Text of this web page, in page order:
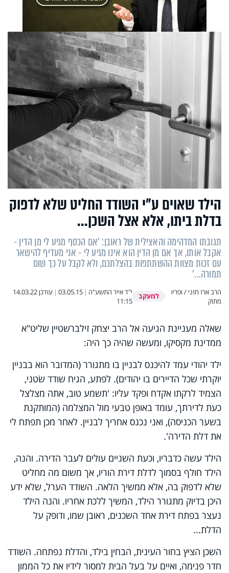
הילד שאוים ע"י השודד החליט שלא לדפוק
בדלת ביתו, אלא אצל השכן...
תגובתו המדהימה והאצילית של ראובן: 'אם הכסף מגיע לי מן הדין -
אקבל אותו, אך אם מן הדין הוא אינו מגיע לי - אני מעדיף להישאר
עם זכות מצוות ההשתתפות בהצלתכם, ולא לקבל על כך שום
תמורה...'
הרב ארז חזני / ופריו
מתוק
למעקב י"ד אייר התשע"ה |
03.05.15
| עודכן14.03.22
11:15
שאלה מעניינת הגיעה אל הרב יצחק זילברשטיין שליט"א
ממדינת מקסיקו, ומעשה שהיה כך היה:
ילד יהודי עמד להיכנס לבניין בו מתגורר (המדובר הוא בבניין
יוקרתי שכל הדיירים בו יהודים). לפתע, הגיח שודד שׂטני,
הצמיד לרקתו אקדח ופקד עליו: 'תשמע טוב, אתה מצלצל
כעת לדירתך, עומד באופן טבעי מול המצלמה (המותקנת
בשער הכניסה), ואני נכנס אחריך לבניין. לאחר מכן תפתח לי
את דלת הדירה'.
הילד עשה כדבריו, וכעת השניים עולים לעבר הדירה. והנה,
הילד חולף בסמוך לדלת דירת הוריו, אך משום מה מחליט
שלא לדפוק בה, אלא ממשיך הלאה. השודד הערל, שלא ידע
היכן בדיוק מתגורר הילד, המשיך ללכת אחריו. והנה הילד
נעצר בפתח דירת אחד השכנים, ראובן שמו, ודופק על
הדלת...
השכן הציץ בחור העינית, הבחין בילד, והדלת נפתחה. השודד
חדר פנימה, ואיים על בעל הבית למסור לידיו את כל הממון